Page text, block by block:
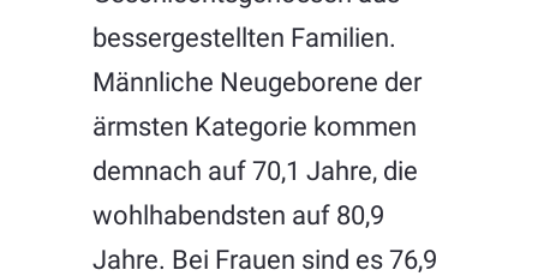
bessergestellten Familien.
Männliche Neugeborene der
ärmsten Kategorie kommen
demnach auf 70,1 Jahre, die
wohlhabendsten auf 80,9
Jahre. Bei Frauen sind es 76,9